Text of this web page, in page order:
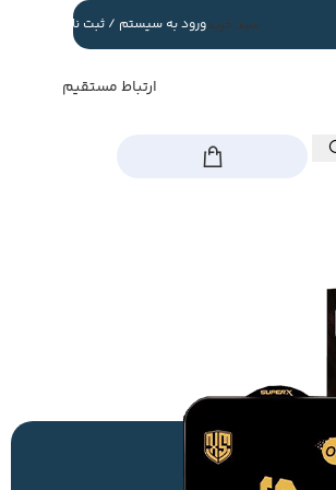
سبد خریدورود به سیستم / ثبت نام
ارتباط مستقیم